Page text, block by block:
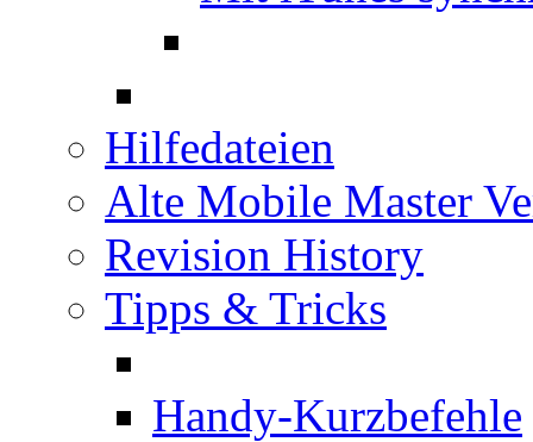
Hilfedateien
Alte Mobile Master
Revision History
Tipps & Tricks
Handy-Kurzbefehle